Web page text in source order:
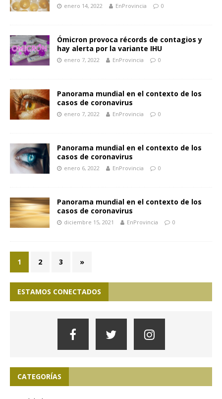
enero 14, 2022 EnProvincia 0
Ómicron provoca récords de contagios y
hay alerta por la variante IHU
enero 7, 2022 EnProvincia 0
Panorama mundial en el contexto de los
casos de coronavirus
enero 7, 2022 EnProvincia 0
Panorama mundial en el contexto de los
casos de coronavirus
enero 6, 2022 EnProvincia 0
Panorama mundial en el contexto de los
casos de coronavirus
diciembre 15, 2021 EnProvincia 0
1 2 3 »
ESTAMOS CONECTADOS
CATEGORÍAS